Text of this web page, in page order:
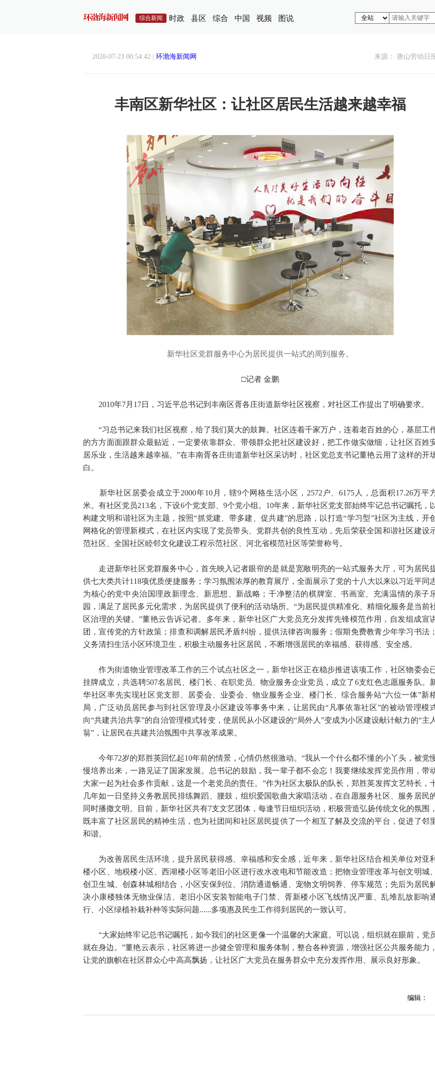
综合新闻 时政 县区 综合 中国 视频 图说
2020-07-23 00:54:42 | 环渤海新闻网 来源： 唐山劳动日
丰南区新华社区：让社区居民生活越来越幸福
新华社区党群服务中心为居民提供一站式的周到服务。
□记者 金鹏
2010年7月17日，习近平总书记到丰南区胥各庄街道新华社区视察，对社区工作提出了明确要求。
“习总书记来我们社区视察，给了我们莫大的鼓舞。社区连着千家万户，连着老百姓的心，基层工
的方方面面跟群众最贴近，一定要依靠群众、带领群众把社区建设好，把工作做实做细，让社区百姓
居乐业，生活越来越幸福。”在丰南胥各庄街道新华社区采访时，社区党总支书记董艳云用了这样的开
白。
新华社区居委会成立于2000年10月，辖9个网格生活小区，2572户、6175人，总面积17.26万平
米。有社区党员213名，下设6个党支部、9个党小组。10年来，新华社区党支部始终牢记总书记嘱托，
构建文明和谐社区为主题，按照“抓党建、带多建、促共建”的思路，以打造“学习型”社区为主线，开
网格化的管理新模式，在社区内实现了党员带头、党群共创的良性互动，先后荣获全国和谐社区建设
范社区、全国社区睦邻文化建设工程示范社区、河北省模范社区等荣誉称号。
走进新华社区党群服务中心，首先映入记者眼帘的是就是宽敞明亮的一站式服务大厅，可为居民
供七大类共计118项优质便捷服务；学习氛围浓厚的教育展厅，全面展示了党的十八大以来以习近平同
为核心的党中央治国理政新理念、新思想、新战略；干净整洁的棋牌室、书画室、充满温情的亲子
园，满足了居民多元化需求，为居民提供了便利的活动场所。“为居民提供精准化、精细化服务是当前
区治理的关键。”董艳云告诉记者。多年来，新华社区广大党员充分发挥先锋模范作用，自发组成宣
团，宣传党的方针政策；排查和调解居民矛盾纠纷，提供法律咨询服务；假期免费教青少年学习书法
义务清扫生活小区环境卫生，积极主动服务社区居民，不断增强居民的幸福感、获得感、安全感。
作为街道物业管理改革工作的三个试点社区之一，新华社区正在稳步推进该项工作，社区物委会
挂牌成立，共选聘507名居民、楼门长、在职党员、物业服务企业党员，成立了6支红色志愿服务队。
华社区率先实现社区党支部、居委会、业委会、物业服务企业、楼门长、综合服务站“六位一体”新
局，广泛动员居民参与到社区管理及小区建设等事务中来，让居民由“凡事依靠社区”的被动管理模
向“共建共治共享”的自治管理模式转变，使居民从小区建设的“局外人”变成为小区建设献计献力的“主
翁”，让居民在共建共治氛围中共享改革成果。
今年72岁的郑胜英回忆起10年前的情景，心情仍然很激动。“我从一个什么都不懂的小丫头，被党
慢培养出来，一路见证了国家发展。总书记的鼓励，我一辈子都不会忘！我要继续发挥党员作用，带
大家一起为社会多作贡献，这是一个老党员的责任。”作为社区太极队的队长，郑胜英发挥文艺特长，
几年如一日坚持义务教居民排练舞蹈、腰鼓，组织爱国歌曲大家唱活动，在自愿服务社区、服务居民
同时播撒文明。目前，新华社区共有7支文艺团体，每逢节日组织活动，积极营造弘扬传统文化的氛围
既丰富了社区居民的精神生活，也为社团间和社区居民提供了一个相互了解及交流的平台，促进了邻
和谐。
为改善居民生活环境，提升居民获得感、幸福感和安全感，近年来，新华社区结合相关单位对亚
楼小区、地税楼小区、西湖楼小区等老旧小区进行改水改电和节能改造；把物业管理改革与创文明城
创卫生城、创森林城相结合，小区安保到位、消防通道畅通、宠物文明饲养、停车规范；先后为居民
决小康楼独体无物业保洁、老旧小区安装智能电子门禁、胥新楼小区飞线情况严重、乱堆乱放影响
行、小区绿植补栽补种等实际问题......多项惠及民生工作得到居民的一致认可。
“大家始终牢记总书记嘱托，如今我们的社区更像一个温馨的大家庭。可以说，组织就在眼前，党
就在身边。”董艳云表示，社区将进一步健全管理和服务体制，整合各种资源，增强社区公共服务能力
让党的旗帜在社区群众心中高高飘扬，让社区广大党员在服务群众中充分发挥作用、展示良好形象。
编辑：